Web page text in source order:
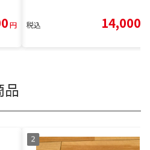
円 税込 14,000